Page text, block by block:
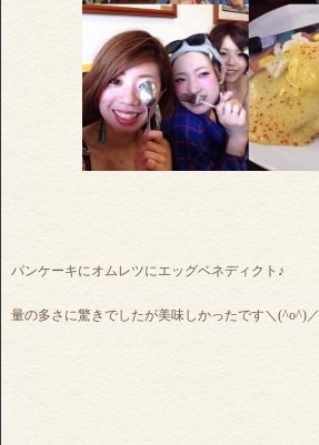
パンケーキにオムレツにエッグベネディクト♪
量の多さに驚きでしたが美味しかったです＼(^o^)／